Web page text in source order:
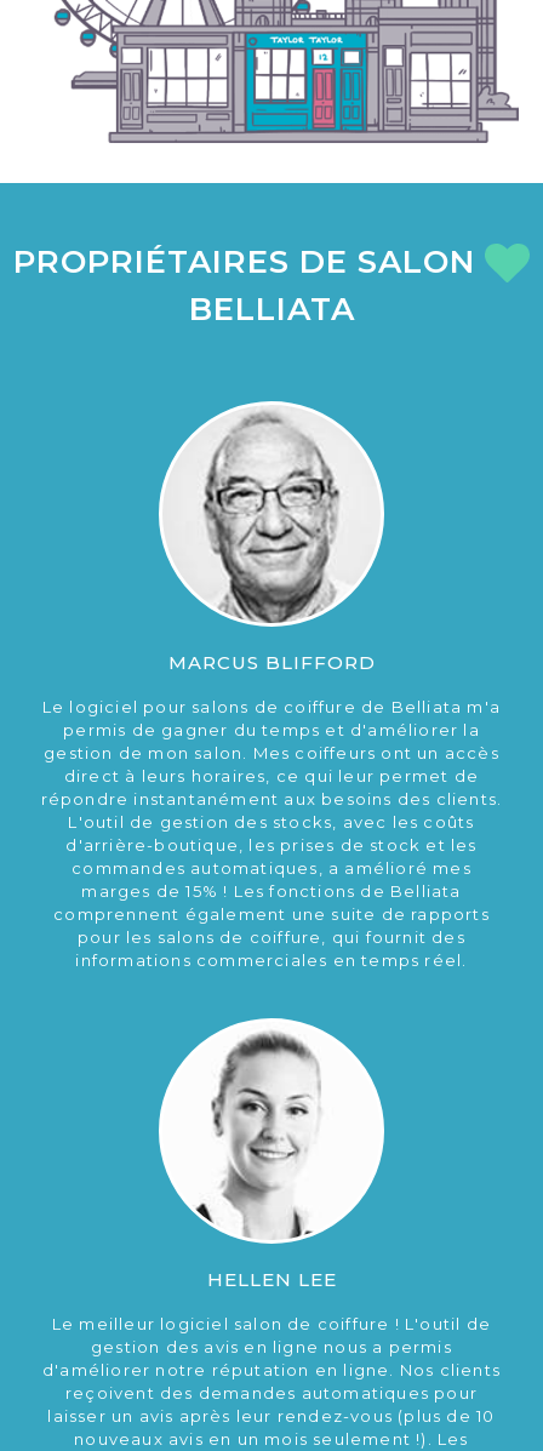
PROPRIÉTAIRES DE SALON
BELLIATA
MARCUS BLIFFORD
Le logiciel pour salons de coiffure de Belliata m'a
permis de gagner du temps et d'améliorer la
gestion de mon salon. Mes coiffeurs ont un accès
direct à leurs horaires, ce qui leur permet de
répondre instantanément aux besoins des clients.
L'outil de gestion des stocks, avec les coûts
d'arrière-boutique, les prises de stock et les
commandes automatiques, a amélioré mes
marges de 15% ! Les fonctions de Belliata
comprennent également une suite de rapports
pour les salons de coiffure, qui fournit des
informations commerciales en temps réel.
HELLEN LEE
Le meilleur logiciel salon de coiffure ! L'outil de
gestion des avis en ligne nous a permis
d'améliorer notre réputation en ligne. Nos clients
reçoivent des demandes automatiques pour
laisser un avis après leur rendez-vous (plus de 10
nouveaux avis en un mois seulement !). Les